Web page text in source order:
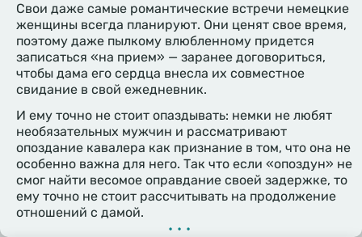
Свои даже самые романтические встречи немецкие
женщины всегда планируют. Они ценят свое время,
поэтому даже пылкому влюбленному придется
записаться «на прием» — заранее договориться,
чтобы дама его сердца внесла их совместное
свидание в свой ежедневник.
И ему точно не стоит опаздывать: немки не любят
необязательных мужчин и рассматривают
опоздание кавалера как признание в том, что она не
особенно важна для него. Так что если «опоздун» не
смог найти весомое оправдание своей задержке, то
ему точно не стоит рассчитывать на продолжение
отношений с дамой.
•••